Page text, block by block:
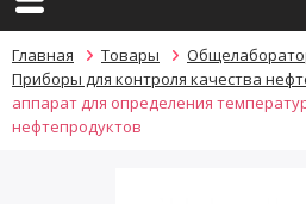
Главная Товары
Приборы для контроля качества
аппарат для определения
нефтепродуктов